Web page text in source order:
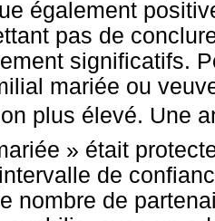
également
pas de
significatifs.
mariée ou
plus élevé. Une
» était
de
nombre de